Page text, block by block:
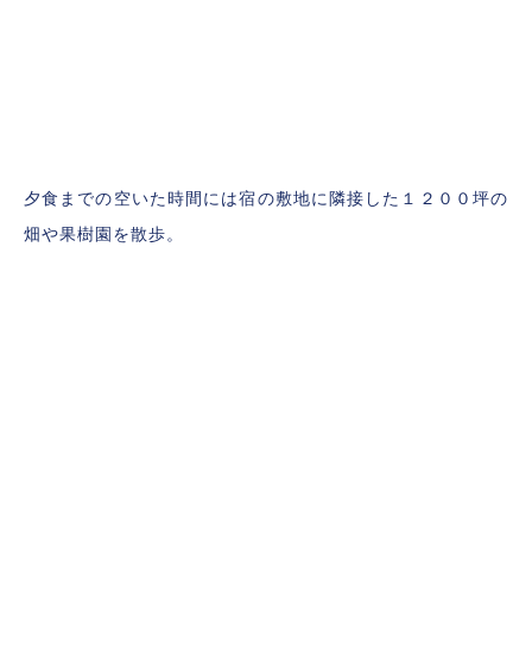
夕食までの空いた時間には宿の敷地に隣接した１２００坪の
畑や果樹園を散歩。